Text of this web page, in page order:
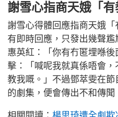
謝雪心指商天娥「有
謝雪心得體回應指商天娥
有即時回應，只發出幾聲
惠英紅：「你有冇匿埋喺
擊：「喊呢我就真係唔會
教我嘅。」不過鄧萃雯在
的劇集，便會傳出不和傳聞